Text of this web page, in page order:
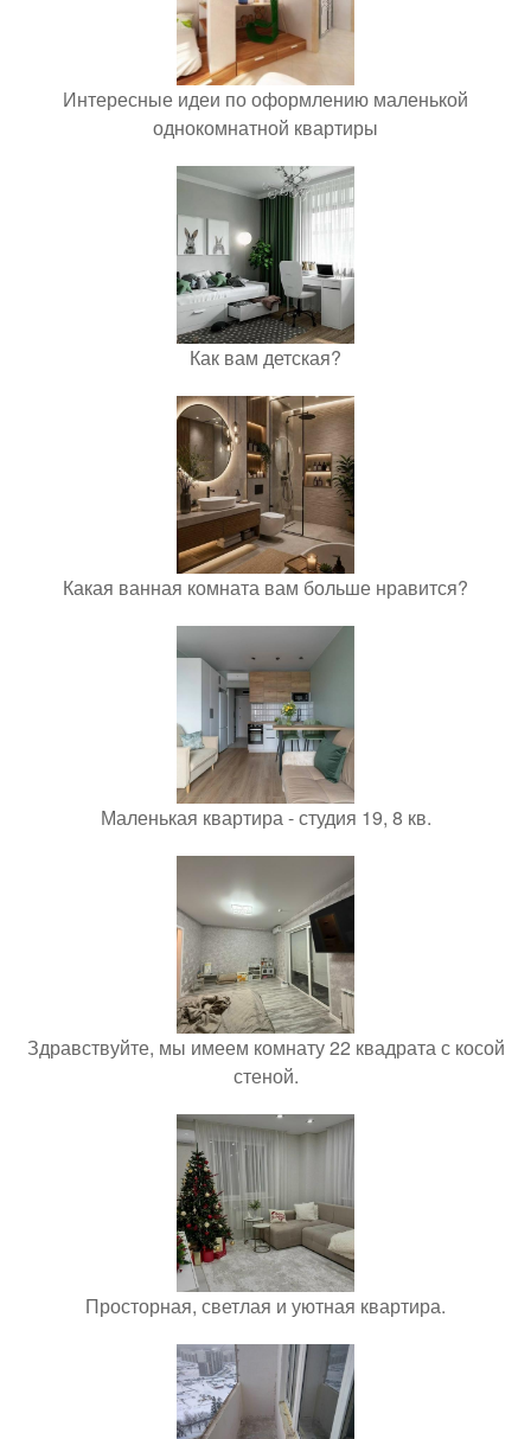
Интересные идеи по оформлению маленькой
однокомнатной квартиры
Как вам детская?
Какая ванная комната вам больше нравится?
Маленькая квартира - студия 19, 8 кв.
Здравствуйте, мы имеем комнату 22 квадрата с косой
стеной.
Просторная, светлая и уютная квартира.